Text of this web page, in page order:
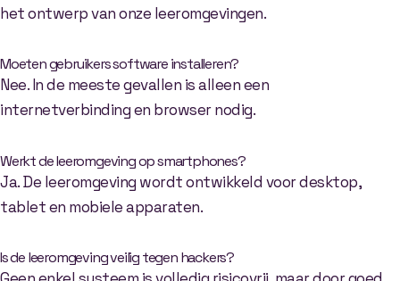
het ontwerp van onze leeromgevingen.
Moeten gebruikers software installeren?
Nee. In de meeste gevallen is alleen een
internetverbinding en browser nodig.
Werkt de leeromgeving op smartphones?
Ja. De leeromgeving wordt ontwikkeld voor desktop,
tablet en mobiele apparaten.
Is de leeromgeving veilig tegen hackers?